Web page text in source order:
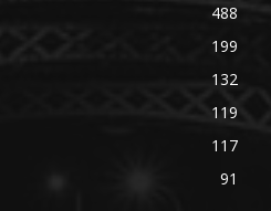
488
199
132
119
117
91